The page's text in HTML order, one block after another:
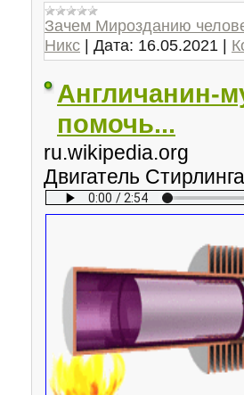
Зачем Мирозданию
Никс | Дата: 16.05.2021 |
Англичанин-
помочь...
ru.wikipedia.org
Двигатель Стирлинга